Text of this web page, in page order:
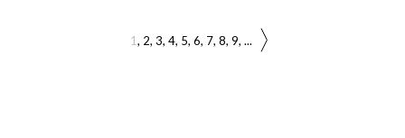
1 2 3 4 5 6 7 8 9 ...